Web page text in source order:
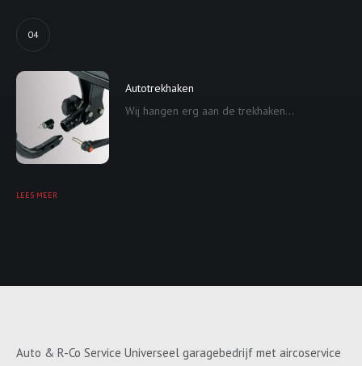
04
Autotrekhaken
Wij hangen erg aan de trekhaken...
LEES MEER
Auto & R-Co Service Universeel garagebedrijf met aircoservice